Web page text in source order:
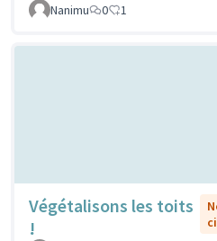
Nanimu
0 1
Végétalisons les toits
!